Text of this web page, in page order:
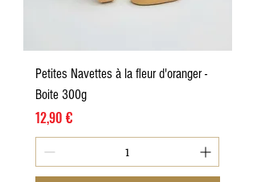
Petites Navettes à la fleur d'oranger -
Boite 300g
Prix
12,90 €